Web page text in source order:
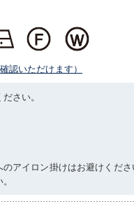
認いただけます）
さい。
アイロン掛けはお避けくだ